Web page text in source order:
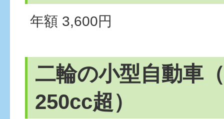
年額 3,600円
二輪の小型自動車
250cc超）